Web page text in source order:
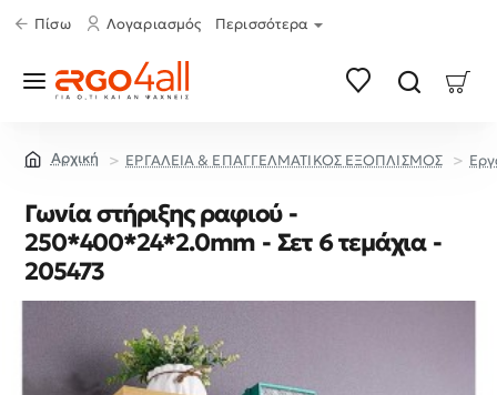
Πίσω Λογαριασμός Περισσότερα
ΕΡΓΑΛΕΙΑ & ΕΠΑΓΓΕΛΜΑΤΙΚΟΣ ΕΞΟΠΛΙΣΜΟΣ
Γωνία στήριξης ραφιού -
250*400*24*2.0mm - Σετ 6 τεμάχια -
205473